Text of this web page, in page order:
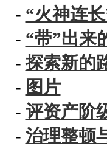
- “火神连
- “带”出来
- 探索新的
- 图片
- 评资产阶
- 治理整顿